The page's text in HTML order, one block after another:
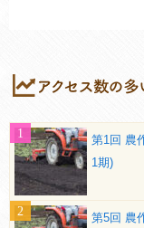
第1回 農
1期)
第5回 農